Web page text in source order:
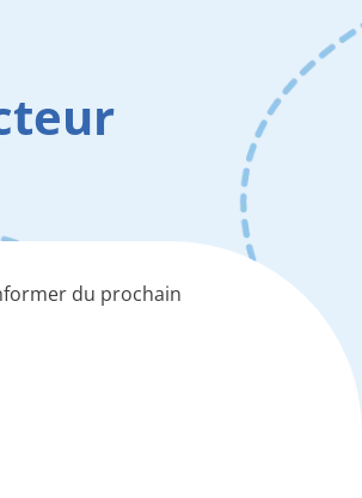
du prochain